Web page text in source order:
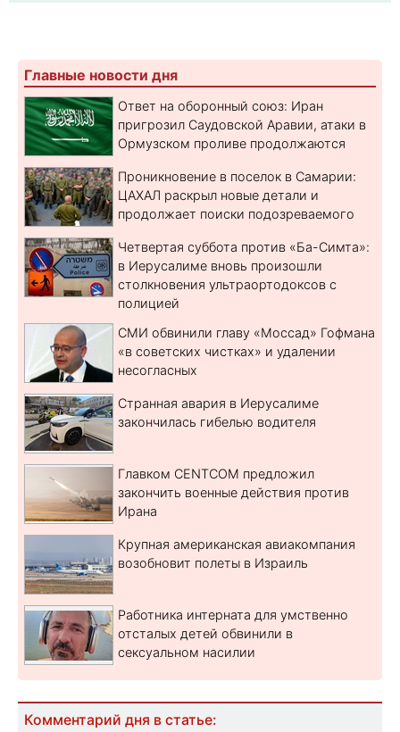
Главные новости дня
Ответ на оборонный союз: Иран
пригрозил Саудовской Аравии, атаки в
Ормузском проливе продолжаются
Проникновение в поселок в Самарии:
ЦАХАЛ раскрыл новые детали и
продолжает поиски подозреваемого
Четвертая суббота против «Ба-Симта»:
в Иерусалиме вновь произошли
столкновения ультраортодоксов с
полицией
СМИ обвинили главу «Моссад» Гофмана
«в советских чистках» и удалении
несогласных
Странная авария в Иерусалиме
закончилась гибелью водителя
Главком CENTCOM предложил
закончить военные действия против
Ирана
Крупная американская авиакомпания
возобновит полеты в Израиль
Работника интерната для умственно
отсталых детей обвинили в
сексуальном насилии
Комментарий дня в статье: